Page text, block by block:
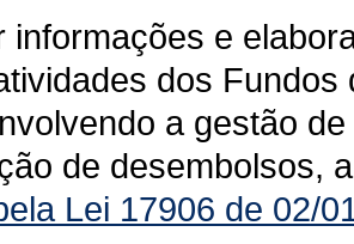
informações e
dos
a gestão
de desembolsos,
Lei 17906 de 02/